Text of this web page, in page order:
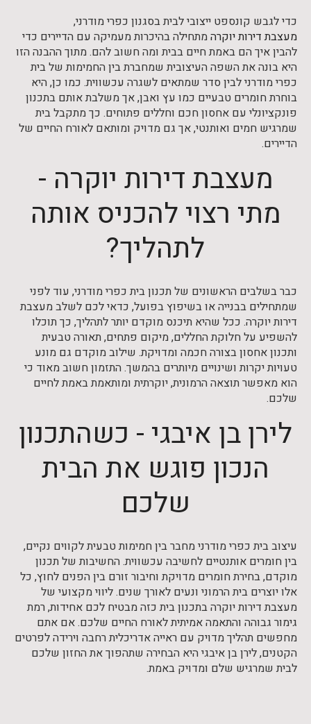
כדי לגבש קונספט ייצובי לבית בסגנון כפרי מודרני,
מעצבת דירות יוקרהמתחילה בהיכרות מעמיקה עם הדיירים כדי
להבין איך הם באמת חיים בבית ומה חשוב להם. מתוך ההבנה הזו
היא בונה את השפה העיצובית שמחברת בין החמימות של בית
כפרי מודרני לבין סדר שמתאים לשגרה עכשווית. כמו כן, היא
בוחרת חומרים טבעיים כמו עץ ואבן, אך משלבת אותם בתכנון
פונקציונלי עם אחסון חכם וחללים פתוחים. כך מתקבל בית
שמרגיש חמים ואותנטי, אך גם מדויק ומותאם לאורח החיים של
הדיירים.
מעצבת דירות יוקרה -
מתי רצוי להכניס אותה
לתהליך?
כבר בשלבים הראשונים של תכנון בית כפרי מודרני, עוד לפני
שמתחילים בבנייה או בשיפוץ בפועל, כדאי לכם לשלב מעצבת
דירות יוקרה. ככל שהיא תיכנס מוקדם יותר לתהליך, כך תוכלו
להשפיע על חלוקת החללים, מיקום פתחים, תאורה טבעית
ותכנון אחסון בצורה חכמה ומדויקת. שילוב מוקדם גם מונע
טעויות יקרות ושינויים מיותרים בהמשך. התזמון חשוב מאוד כי
הוא מאפשר תוצאה הרמונית, יוקרתית ומותאמת באמת לחיים
שלכם.
לירן בן איבגי - כשהתכנון
הנכון פוגש את הבית
שלכם
עיצוב בית כפרי מודרני מחבר בין חמימות טבעית לקווים נקיים,
בין חומרים אותנטיים לחשיבה עכשווית. החשיבות של תכנון
מוקדם, בחירת חומרים מדויקת וחיבור זורם בין הפנים לחוץ, כל
אלו יוצרים בית הרמוני ונעים לאורך שנים. ליווי מקצועי של
מעצבת דירות יוקרה בתכנון בית כזה מבטיח לכם אחידות, רמת
גימור גבוהה והתאמה אמיתית לאורח החיים שלכם. אם אתם
מחפשים תהליך מדויק עם ראייה אדריכלית רחבה וירידה לפרטים
הקטנים, לירן בן איבגי היא הבחירה שתהפוך את החזון שלכם
לבית שמרגיש שלם ומדויק באמת.